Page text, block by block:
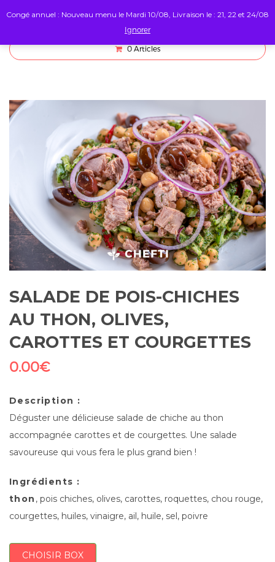
0 Articles
SALADE DE POIS-CHICHES
AU THON, OLIVES,
CAROTTES ET COURGETTES
0.00€
Description :
Déguster une délicieuse salade de chiche au thon
accompagnée carottes et de courgettes. Une salade
savoureuse qui vous fera le plus grand bien !
Ingrédients :
thon , pois chiches, olives, carottes, roquettes, chou rouge,
courgettes, huiles, vinaigre, ail, huile, sel, poivre
CHOISIR BOX
Congé annuel : Nouveau menu le Mardi 10/08, Livraison le : 21, 22 et 24/08
Ignorer